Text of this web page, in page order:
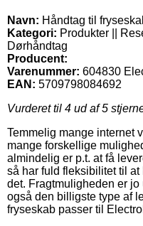
Navn: Håndtag til
Kategori: Produkter ||
Dørhåndtag
Producent:
Varenummer: 604830
EAN: 5709798084692
Vurderet til 4 ud af 5
Temmelig mange internet
mange forskellige
almindelig er p.t. at få
så har fuld fleksibilitet til at
det. Fragtmuligheden er
også den billigste type af
fryseskab passer til